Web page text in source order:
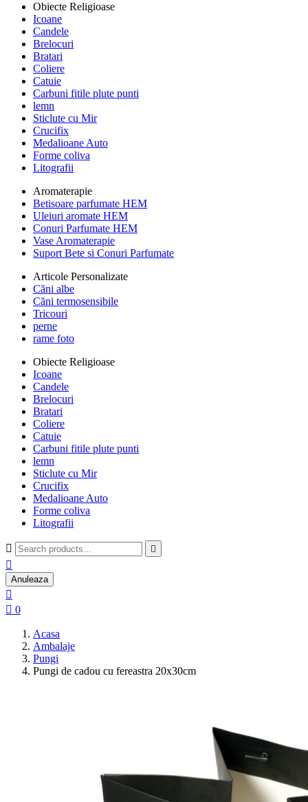
Obiecte Religioase
Icoane
Candele
Brelocuri
Bratari
Coliere
Catuie
Carbuni fitile plute punti
lemn
Sticlute cu Mir
Crucifix
Medalioane Auto
Forme coliva
Litografii
Aromaterapie
Betisoare parfumate HEM
Uleiuri aromate HEM
Conuri Parfumate HEM
Vase Aromaterapie
Suport Bete si Conuri Parfumate
Articole Personalizate
Căni albe
Căni termosensibile
Tricouri
perne
rame foto
Obiecte Religioase
Icoane
Candele
Brelocuri
Bratari
Coliere
Catuie
Carbuni fitile plute punti
lemn
Sticlute cu Mir
Crucifix
Medalioane Auto
Forme coliva
Litografii
 

Anuleaza

 0
Acasa
Ambalaje
Pungi
Pungi de cadou cu fereastra 20x30cm